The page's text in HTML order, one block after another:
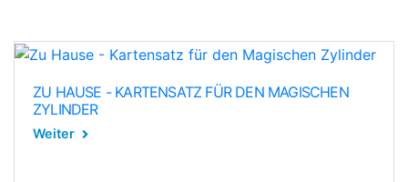
ZU HAUSE - KARTENSATZ FÜR DEN MAGISCHEN
ZYLINDER
Weiter